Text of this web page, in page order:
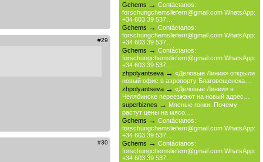
#29
#30
Gchems → Contáctanos:
forschungchemsliefern@gmail.com WhatsApp:
+34 603 39 537…
Gchems → Contáctanos:
forschungchemsliefern@gmail.com WhatsApp:
+34 603 39 537…
Gchems → Contáctanos:
forschungchemsliefern@gmail.com WhatsApp:
+34 603 39 537…
zhpolyantseva → «Деловые Линии» открыли
новый офис в аэропорту Благовещенска…
zhpolyantseva → «Деловые Линии» в
Челябинске переезжают на новый адрес…
superbiznes → Мясные гонки. Почему
растут цены на мясо.…
Gchems → Contáctanos:
forschungchemsliefern@gmail.com WhatsApp:
+34 603 39 537…
Gchems → Contáctanos:
forschungchemsliefern@gmail.com WhatsApp:
+34 603 39 537…